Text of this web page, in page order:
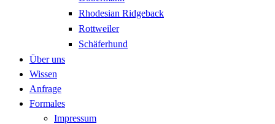
Rhodesian Ridgeback
Rottweiler
Schäferhund
Über uns
Wissen
Anfrage
Formales
Impressum